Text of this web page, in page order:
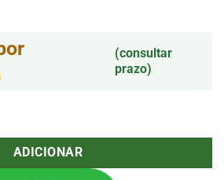
(consultar
prazo)
partes 30mm Laranja (Amsterdam)
ADICIONAR